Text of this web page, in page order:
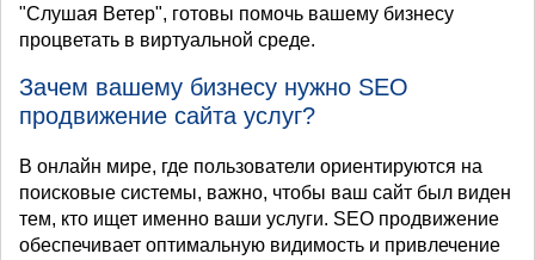
"Слушая Ветер", готовы помочь вашему бизнесу
процветать в виртуальной среде.
Зачем вашему бизнесу нужно SEO
продвижение сайта услуг?
В онлайн мире, где пользователи ориентируются на
поисковые системы, важно, чтобы ваш сайт был виден
тем, кто ищет именно ваши услуги. SEO продвижение
обеспечивает оптимальную видимость и привлечение